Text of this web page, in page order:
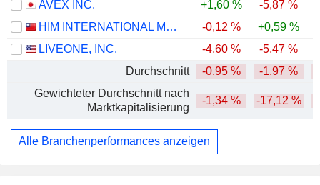
AVEX INC.
+1,60 % -5,87 %
HIM INTERNATIONAL MUSIC INC.
-0,12 % +0,59 %
LIVEONE, INC.
-4,60 % -5,47 %
Durchschnitt
-0,95 % -1,97 %
Gewichteter Durchschnitt nach
Marktkapitalisierung
-1,34 % -17,12 %
Alle Branchenperformances anzeigen